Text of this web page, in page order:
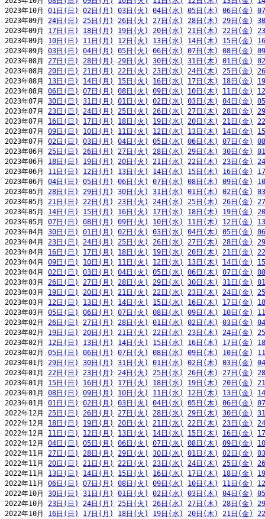
2023年10月 01日(日) 02日(月) 03日(火) 04日(水) 05日(木) 06日(金)
2023年09月 24日(日) 25日(月) 26日(火) 27日(水) 28日(木) 29日(金)
2023年09月 17日(日) 18日(月) 19日(火) 20日(水) 21日(木) 22日(金)
2023年09月 10日(日) 11日(月) 12日(火) 13日(水) 14日(木) 15日(金)
2023年09月 03日(日) 04日(月) 05日(火) 06日(水) 07日(木) 08日(金)
2023年08月 27日(日) 28日(月) 29日(火) 30日(水) 31日(木) 01日(金)
2023年08月 20日(日) 21日(月) 22日(火) 23日(水) 24日(木) 25日(金)
2023年08月 13日(日) 14日(月) 15日(火) 16日(水) 17日(木) 18日(金)
2023年08月 06日(日) 07日(月) 08日(火) 09日(水) 10日(木) 11日(金)
2023年07月 30日(日) 31日(月) 01日(火) 02日(水) 03日(木) 04日(金)
2023年07月 23日(日) 24日(月) 25日(火) 26日(水) 27日(木) 28日(金)
2023年07月 16日(日) 17日(月) 18日(火) 19日(水) 20日(木) 21日(金)
2023年07月 09日(日) 10日(月) 11日(火) 12日(水) 13日(木) 14日(金)
2023年07月 02日(日) 03日(月) 04日(火) 05日(水) 06日(木) 07日(金)
2023年06月 25日(日) 26日(月) 27日(火) 28日(水) 29日(木) 30日(金)
2023年06月 18日(日) 19日(月) 20日(火) 21日(水) 22日(木) 23日(金)
2023年06月 11日(日) 12日(月) 13日(火) 14日(水) 15日(木) 16日(金)
2023年06月 04日(日) 05日(月) 06日(火) 07日(水) 08日(木) 09日(金)
2023年05月 28日(日) 29日(月) 30日(火) 31日(水) 01日(木) 02日(金)
2023年05月 21日(日) 22日(月) 23日(火) 24日(水) 25日(木) 26日(金)
2023年05月 14日(日) 15日(月) 16日(火) 17日(水) 18日(木) 19日(金)
2023年05月 07日(日) 08日(月) 09日(火) 10日(水) 11日(木) 12日(金)
2023年04月 30日(日) 01日(月) 02日(火) 03日(水) 04日(木) 05日(金)
2023年04月 23日(日) 24日(月) 25日(火) 26日(水) 27日(木) 28日(金)
2023年04月 16日(日) 17日(月) 18日(火) 19日(水) 20日(木) 21日(金)
2023年04月 09日(日) 10日(月) 11日(火) 12日(水) 13日(木) 14日(金)
2023年04月 02日(日) 03日(月) 04日(火) 05日(水) 06日(木) 07日(金)
2023年03月 26日(日) 27日(月) 28日(火) 29日(水) 30日(木) 31日(金)
2023年03月 19日(日) 20日(月) 21日(火) 22日(水) 23日(木) 24日(金)
2023年03月 12日(日) 13日(月) 14日(火) 15日(水) 16日(木) 17日(金)
2023年03月 05日(日) 06日(月) 07日(火) 08日(水) 09日(木) 10日(金)
2023年02月 26日(日) 27日(月) 28日(火) 01日(水) 02日(木) 03日(金)
2023年02月 19日(日) 20日(月) 21日(火) 22日(水) 23日(木) 24日(金)
2023年02月 12日(日) 13日(月) 14日(火) 15日(水) 16日(木) 17日(金)
2023年02月 05日(日) 06日(月) 07日(火) 08日(水) 09日(木) 10日(金)
2023年01月 29日(日) 30日(月) 31日(火) 01日(水) 02日(木) 03日(金)
2023年01月 22日(日) 23日(月) 24日(火) 25日(水) 26日(木) 27日(金)
2023年01月 15日(日) 16日(月) 17日(火) 18日(水) 19日(木) 20日(金)
2023年01月 08日(日) 09日(月) 10日(火) 11日(水) 12日(木) 13日(金)
2023年01月 01日(日) 02日(月) 03日(火) 04日(水) 05日(木) 06日(金)
2022年12月 25日(日) 26日(月) 27日(火) 28日(水) 29日(木) 30日(金)
2022年12月 18日(日) 19日(月) 20日(火) 21日(水) 22日(木) 23日(金)
2022年12月 11日(日) 12日(月) 13日(火) 14日(水) 15日(木) 16日(金)
2022年12月 04日(日) 05日(月) 06日(火) 07日(水) 08日(木) 09日(金)
2022年11月 27日(日) 28日(月) 29日(火) 30日(水) 01日(木) 02日(金)
2022年11月 20日(日) 21日(月) 22日(火) 23日(水) 24日(木) 25日(金)
2022年11月 13日(日) 14日(月) 15日(火) 16日(水) 17日(木) 18日(金)
2022年11月 06日(日) 07日(月) 08日(火) 09日(水) 10日(木) 11日(金)
2022年10月 30日(日) 31日(月) 01日(火) 02日(水) 03日(木) 04日(金)
2022年10月 23日(日) 24日(月) 25日(火) 26日(水) 27日(木) 28日(金)
2022年10月 16日(日) 17日(月) 18日(火) 19日(水) 20日(木) 21日(金)